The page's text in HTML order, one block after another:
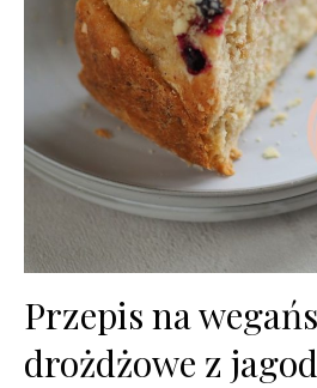
Przepis na
drożdżowe z